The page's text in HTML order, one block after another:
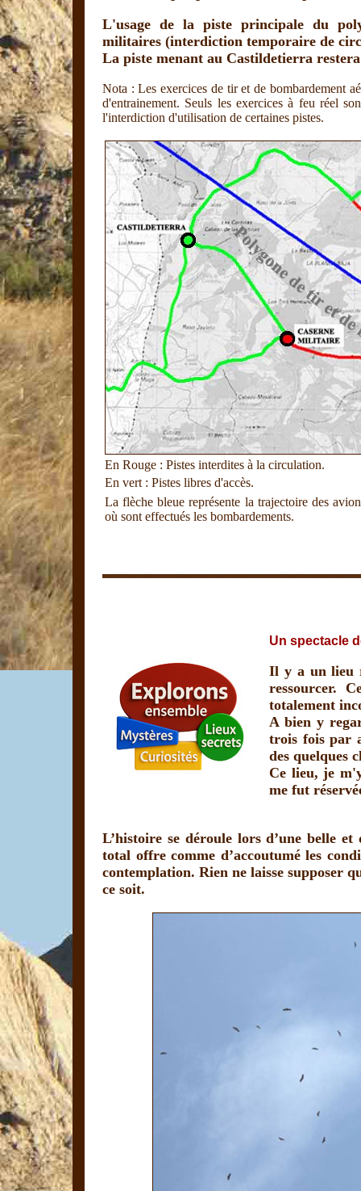
L'usage de la piste principale du
militaires (interdiction temporaire de
La piste menant au Castildetierra
Nota : Les exercices de tir et de bombardement
d'entrainement. Seuls les exercices à feu réel
l'interdiction d'utilisation de certaines pistes.
En Rouge : Pistes interdites à la circulation.
En vert : Pistes libres d'accès.
La flèche bleue représente la trajectoire des
où sont effectués les bombardements.
Un spectacle
Il y a un lieu
ressourcer.
totalement
A bien y
trois fois par
des quelques
Ce lieu, je
me fut
L’histoire se déroule lors d’une belle
total offre comme d’accoutumé les
contemplation. Rien ne laisse supposer
ce soit.